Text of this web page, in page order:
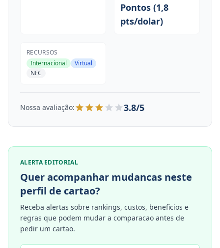
Pontos (1,8
pts/dolar)
RECURSOS
Internacional
Virtual
NFC
Nossa avaliação: 3.8/5
ALERTA EDITORIAL
Quer acompanhar mudancas neste
perfil de cartao?
Receba alertas sobre rankings, custos, beneficios e
regras que podem mudar a comparacao antes de
pedir um cartao.